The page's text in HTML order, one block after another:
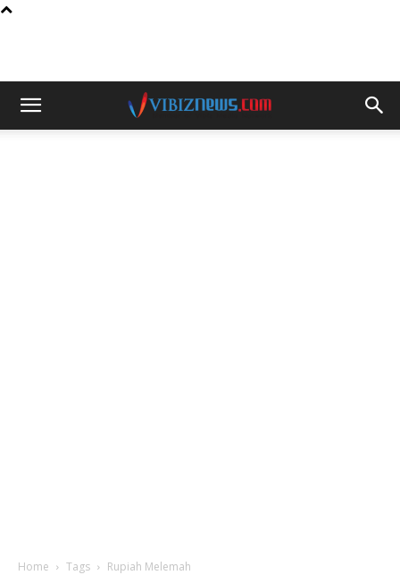
Home Tags Rupiah Melemah